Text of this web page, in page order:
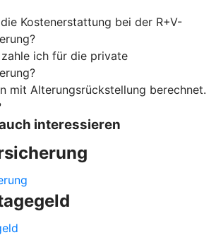
Kostenerstattung bei der R+V-
ich für die private
mit Alterungsrückstellung berechnet.
interessieren